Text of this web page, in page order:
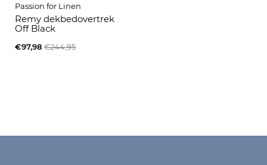
Passion for Linen
Remy dekbedovertrek
Off Black
€97,98 €244,95